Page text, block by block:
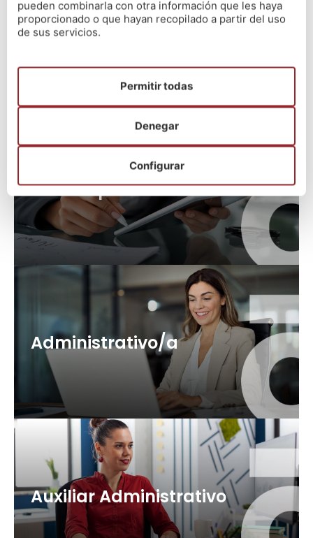
Técnico/a de Orientación
+ info
A2 Cuerpo de Gestión
57 plazas (OEP 2025 + 2026)
Administrativo/a
66 plazas (OEP 2025 + 2026)
Auxiliar Administrativo
pueden combinarla con otra información que les haya
proporcionado o que hayan recopilado a partir del uso
de sus servicios.
Configurar
Denegar
Permitir todas